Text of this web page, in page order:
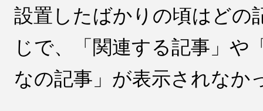
設置したばかりの頃はどの
じで、「関連する記事」や
なの記事」が表示されなか